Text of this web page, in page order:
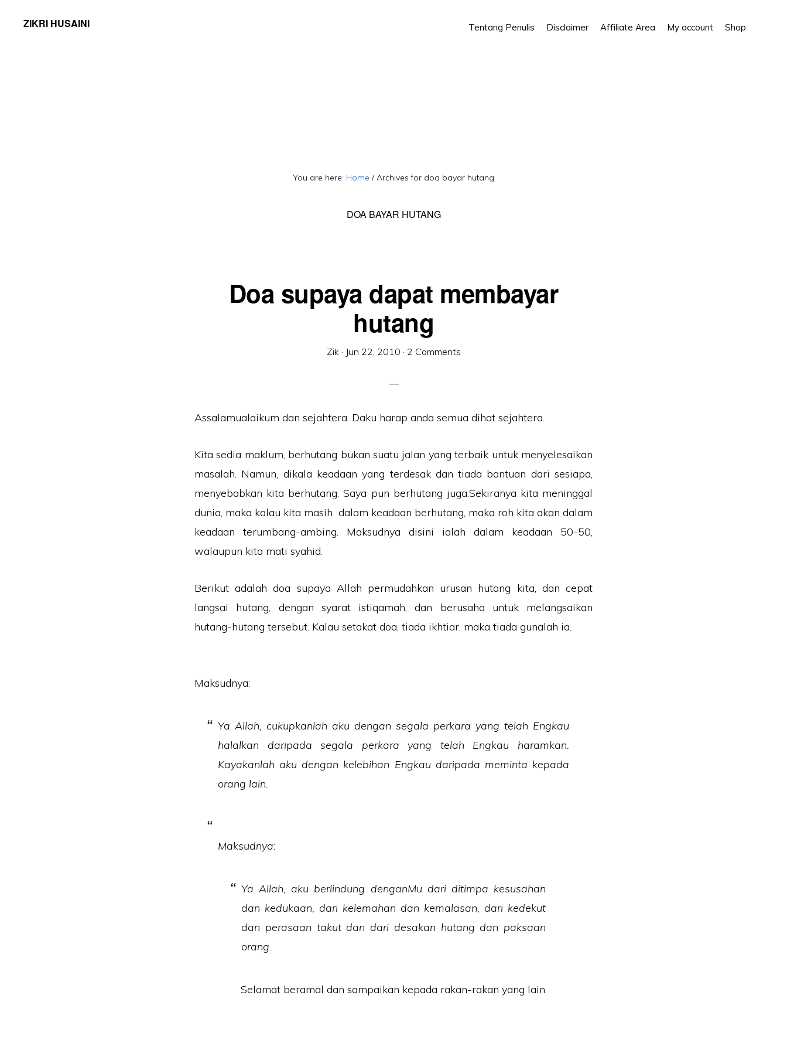
ZIKRI HUSAINI Tentang Penulis Disclaimer Affiliate Area My account Shop
You are here: Home / Archives for doa bayar hutang
DOA BAYAR HUTANG
Doa supaya dapat membayar
hutang
Zik· Jun 22, 2010 · 2 Comments
Assalamualaikum dan sejahtera. Daku harap anda semua dihat sejahtera.
Kita sedia maklum, berhutang bukan suatu jalan yang terbaik untuk menyelesaikan
masalah. Namun, dikala keadaan yang terdesak dan tiada bantuan dari sesiapa,
menyebabkan kita berhutang. Saya pun berhutang juga.Sekiranya kita meninggal
dunia, maka kalau kita masih dalam keadaan berhutang, maka roh kita akan dalam
keadaan terumbang-ambing. Maksudnya disini ialah dalam keadaan 50-50,
walaupun kita mati syahid.
Berikut adalah doa supaya Allah permudahkan urusan hutang kita, dan cepat
langsai hutang, dengan syarat istiqamah, dan berusaha untuk melangsaikan
hutang-hutang tersebut. Kalau setakat doa, tiada ikhtiar, maka tiada gunalah ia.
Maksudnya:
Ya Allah, cukupkanlah aku dengan segala perkara yang telah Engkau
halalkan daripada segala perkara yang telah Engkau haramkan.
Kayakanlah aku dengan kelebihan Engkau daripada meminta kepada
orang lain.
Maksudnya:
Ya Allah, aku berlindung denganMu dari ditimpa kesusahan
dan kedukaan, dari kelemahan dan kemalasan, dari kedekut
dan perasaan takut dan dari desakan hutang dan paksaan
orang.
Selamat beramal dan sampaikan kepada rakan-rakan yang lain.